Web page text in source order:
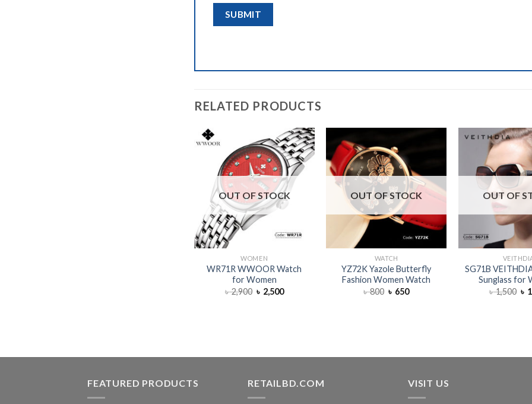
RELATED PRODUCTS
OUT OF STOCK
WOMEN
WR71R WWOOR Watch
for Women
৳2,900 ৳ 2,500
OUT OF STOCK
WATCH
YZ72K Yazole Butterfly
Fashion Women Watch
৳800 ৳ 650
OUT OF
SG71B
Sunglass for
৳1,500 ৳
FEATURED PRODUCTS RETAILBD.COM VISIT US